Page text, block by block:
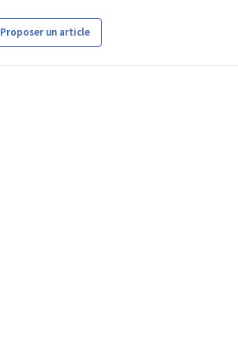
Proposer un article